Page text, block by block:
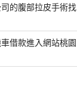
的腹部拉皮手術找
借款進入網站桃園